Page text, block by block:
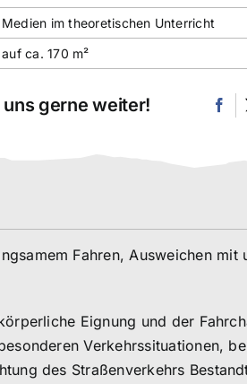
im theoretischen Unterricht
ca. 170 m²
uns gerne weiter!
Fahren, Ausweichen mit
Eignung und der
Verkehrssituationen,
des Straßenverkehrs